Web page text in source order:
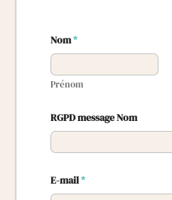
Nom*
Prénom
RGPD message Nom
E-mail*